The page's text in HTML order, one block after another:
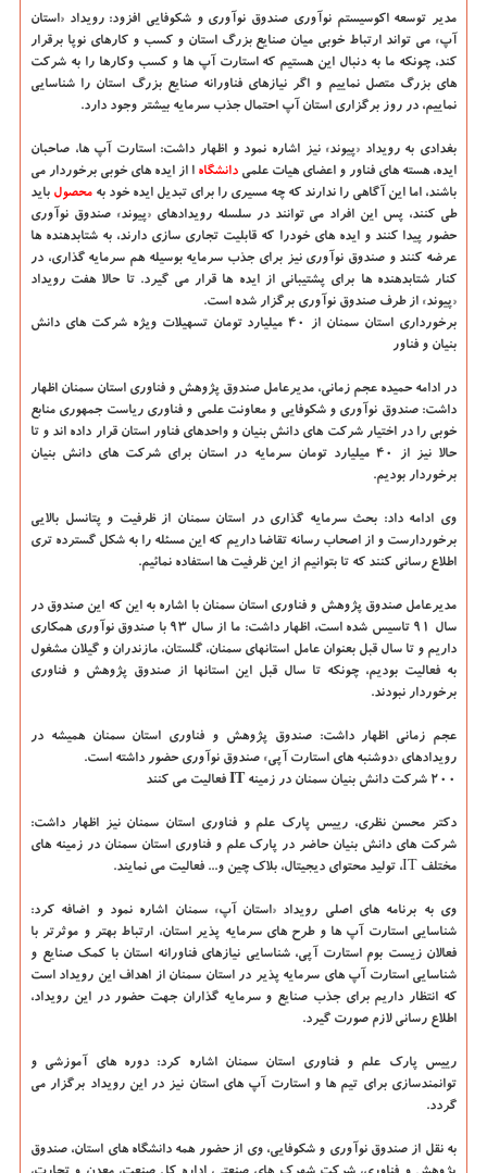
مدیر توسعه اکوسیستم نوآوری صندوق نوآوری و شکوفایی افزود: رویداد «استان
آپ» می تواند ارتباط خوبی میان صنایع بزرگ استان و کسب و کارهای نوپا برقرار
کند، چونکه ما به دنبال این هستیم که استارت آپ ها و کسب وکارها را به شرکت
های بزرگ متصل نماییم و اگر نیازهای فناورانه صنایع بزرگ استان را شناسایی
نماییم، در روز برگزاری استان آپ احتمال جذب سرمایه بیشتر وجود دارد.
بغدادی به رویداد «پیوند» نیز اشاره نمود و اظهار داشت: استارت آپ ها، صاحبان
ایده، هسته های فناور و اعضای هیات علمی دانشگاه‌ ا از ایده های خوبی برخوردار می
باشند، اما این آگاهی را ندارند که چه مسیری را برای تبدیل ایده خود به محصول باید
طی کنند، پس این افراد می توانند در سلسله رویدادهای «پیوند» صندوق نوآوری
حضور پیدا کنند و ایده های خودرا که قابلیت تجاری سازی دارند، به شتابدهنده ها
عرضه کنند و صندوق نوآوری نیز برای جذب سرمایه بوسیله هم سرمایه گذاری، در
کنار شتابدهنده ها برای پشتیبانی از ایده ها قرار می گیرد. تا حالا هفت رویداد
«پیوند» از طرف صندوق نوآوری برگزار شده است.
برخورداری استان سمنان از ۴۰ میلیارد تومان تسهیلات ویژه شرکت های دانش
بنیان و فناور
در ادامه حمیده عجم زمانی، مدیرعامل صندوق پژوهش و فناوری استان سمنان اظهار
داشت: صندوق نوآوری و شکوفایی و معاونت علمی و فناوری ریاست جمهوری منابع
خوبی را در اختیار شرکت های دانش بنیان و واحدهای فناور استان قرار داده اند و تا
حالا نیز از ۴۰ میلیارد تومان سرمایه در استان برای شرکت های دانش بنیان
برخوردار بودیم.
وی ادامه داد: بحث سرمایه گذاری در استان سمنان از ظرفیت و پتانسل بالایی
برخوردارست و از اصحاب رسانه تقاضا داریم که این مسئله را به شکل گسترده تری
اطلاع رسانی کنند که تا بتوانیم از این ظرفیت ها استفاده نمائیم.
مدیرعامل صندوق پژوهش و فناوری استان سمنان با اشاره به این که این صندوق در
سال ۹۱ تاسیس شده است، اظهار داشت: ما از سال ۹۳ با صندوق نوآوری همکاری
داریم و تا سال قبل بعنوان عامل استانهای سمنان، گلستان، مازندران و گیلان مشغول
به فعالیت بودیم، چونکه تا سال قبل این استانها از صندوق پژوهش و فناوری
برخوردار نبودند.
عجم زمانی اظهار داشت: صندوق پژوهش و فناوری استان سمنان همیشه در
رویدادهای «دوشنبه های استارت آپی» صندوق نوآوری حضور داشته است.
۲۰۰ شرکت دانش بنیان سمنان در زمینه IT فعالیت می کنند
دکتر محسن نظری، رییس پارک علم و فناوری استان سمنان نیز اظهار داشت:
شرکت های دانش بنیان حاضر در پارک علم و فناوری استان سمنان در زمینه های
مختلف IT، تولید محتوای دیجیتال، بلاک چین و... فعالیت می نمایند.
وی به برنامه های اصلی رویداد «استان آپ» سمنان اشاره نمود و اضافه کرد:
شناسایی استارت آپ ها و طرح های سرمایه پذیر استان، ارتباط بهتر و موثرتر با
فعالان زیست بوم استارت آپی، شناسایی نیازهای فناورانه استان با کمک صنایع و
شناسایی استارت آپ های سرمایه پذیر در استان سمنان از اهداف این رویداد است
که انتظار داریم برای جذب صنایع و سرمایه گذاران جهت حضور در این رویداد،
اطلاع رسانی لازم صورت گیرد.
رییس پارک علم و فناوری استان سمنان اشاره کرد: دوره های آموزشی و
توانمندسازی برای تیم ها و استارت آپ های استان نیز در این رویداد برگزار می
گردد.
به نقل از صندوق نوآوری و شکوفایی، وی از حضور همه دانشگاه های استان، صندوق